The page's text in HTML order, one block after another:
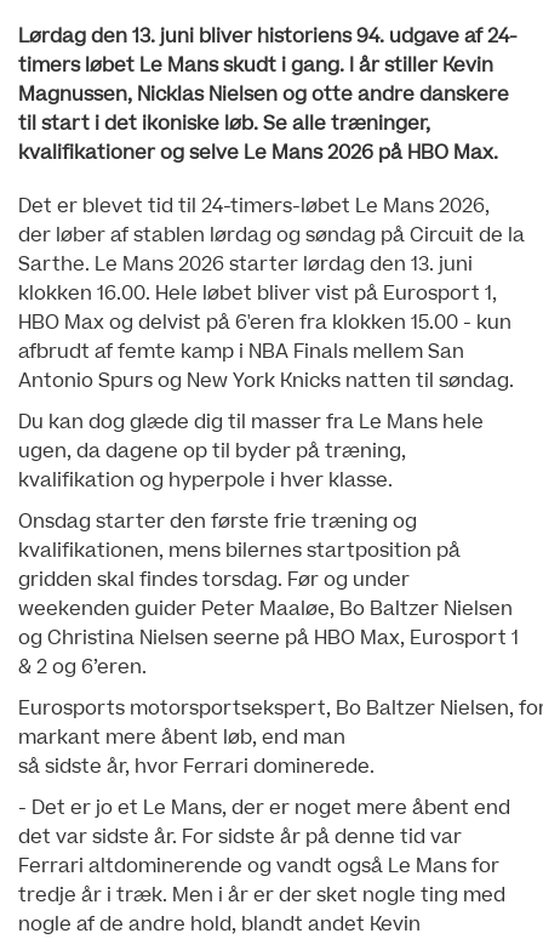
Lørdag den 13. juni bliver historiens 94. udgave af 24-
timers løbet Le Mans skudt i gang. I år stiller Kevin
Magnussen, Nicklas Nielsen og otte andre danskere
til start i det ikoniske løb. Se alle træninger,
kvalifikationer og selve Le Mans 2026 på HBO Max.
Det er blevet tid til 24-timers-løbet Le Mans 2026,
der løber af stablen lørdag og søndag på Circuit de la
Sarthe. Le Mans 2026 starter lørdag den 13. juni
klokken 16.00. Hele løbet bliver vist på Eurosport 1,
HBO Max og delvist på 6'eren fra klokken 15.00 - kun
afbrudt af femte kamp i NBA Finals mellem San
Antonio Spurs og New York Knicks natten til søndag.
Du kan dog glæde dig til masser fra Le Mans hele
ugen, da dagene op til byder på træning,
kvalifikation og hyperpole i hver klasse.
Onsdag starter den første frie træning og
kvalifikationen, mens bilernes startposition på
gridden skal findes torsdag. Før og under
weekenden guider Peter Maaløe, Bo Baltzer Nielsen
og Christina Nielsen seerne på HBO Max, Eurosport 1
& 2 og 6’eren.
Eurosports motorsportsekspert, Bo Baltzer Nielsen,
markant mere åbent løb, end man
så sidste år, hvor Ferrari dominerede.
- Det er jo et Le Mans, der er noget mere åbent end
det var sidste år. For sidste år på denne tid var
Ferrari altdominerende og vandt også Le Mans for
tredje år i træk. Men i år er der sket nogle ting med
nogle af de andre hold, blandt andet Kevin